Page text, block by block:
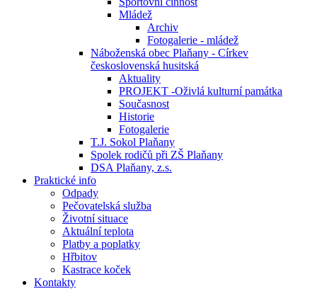
Mládež
Archiv
Fotogalerie - mládež
Náboženská obec Plaňany - Církev
československá husitská
Aktuality
PROJEKT -Oživlá kulturní památka
Současnost
Historie
Fotogalerie
T.J. Sokol Plaňany
Spolek rodičů při ZŠ Plaňany
DSA Plaňany, z.s.
Praktické info
Odpady
Pečovatelská služba
Životní situace
Aktuální teplota
Platby a poplatky
Hřbitov
Kastrace koček
Kontakty